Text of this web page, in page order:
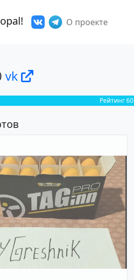
О проекте
vk
Рейтинг 60